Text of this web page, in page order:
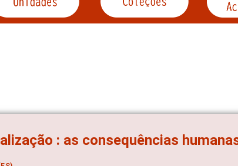
: as consequências